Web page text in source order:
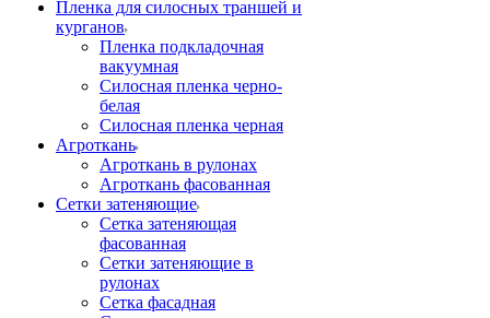
Пленка для силосных траншей и
курганов
Пленка подкладочная
вакуумная
Силосная пленка черно-
белая
Силосная пленка черная
Агроткань
Агроткань в рулонах
Агроткань фасованная
Сетки затеняющие
Сетка затеняющая
фасованная
Сетки затеняющие в
рулонах
Сетка фасадная